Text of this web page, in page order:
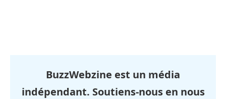
BuzzWebzine est un média
indépendant. Soutiens-nous en nous